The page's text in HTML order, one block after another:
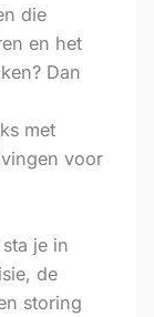
die
en het
Dan
met
voor
je in
de
storing